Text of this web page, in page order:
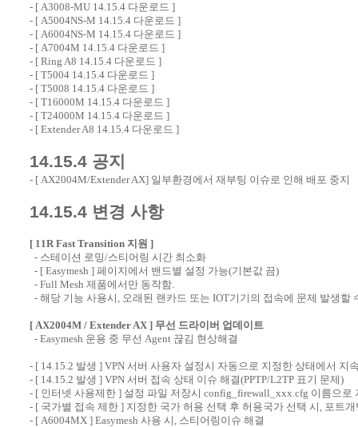
- [ A3008-MU 14.15.4 다운로드 ]
- [ A5004NS-M 14.15.4 다운로드 ]
- [ A6004NS-M 14.15.4 다운로드 ]
- [ A7004M 14.15.4 다운로드 ]
- [ Ring A8 14.15.4 다운로드 ]
- [ T5004 14.15.4 다운로드 ]
- [ T5008 14.15.4 다운로드 ]
- [ T16000M 14.15.4 다운로드 ]
- [ T24000M 14.15.4 다운로드 ]
- [ Extender A8 14.15.4 다운로드 ]
14.15.4 공지
- [ AX2004M/Extender AX] 일부환경에서 재부팅 이슈로 인해 배포 중지
14.15.4 변경 사항
[ 11R Fast Transition 지원 ]
- 스테이션 로밍/스티어링 시간 최소화
- [ Easymesh ] 페이지에서 밴드별 설정 가능(기본값 끔)
- Full Mesh 제품에서만 동작함.
- 해당 기능 사용시, 오래된 랜카드 또는 IOT기기의 접속에 문제 발생할
[ AX2004M / Extender AX ] 무선 드라이버 업데이트
- Easymesh 운용 중 무선 Agent 끊김 현상해결
- [ 14.15.2 발생 ] VPN 서버 사용자 설정시 자동으로 지정한 상태에서 지
- [ 14.15.2 발생 ] VPN 서버 접속 상태 이슈 해결(PPTP/L2TP 표기 문제)
- [ 인터넷 사용제한 ] 설정 파일 저장시 config_firewall_xxx.cfg 이름으로
- [ 국가별 접속 제한 ] 지정한 국가 허용 선택 후 허용국가 선택 시, 포트
- [ A6004MX ] Easymesh 사용 시, 스티어링이슈 해결